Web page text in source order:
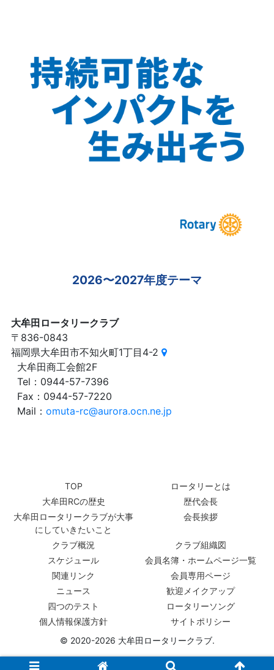
2026〜2027年度テーマ
大牟田ロータリークラブ
〒836-0843
福岡県大牟田市不知火町1丁目4-2
大牟田商工会館2F
Tel：0944-57-7396
Fax：0944-57-7220
Mail：omuta-rc@aurora.ocn.ne.jp
TOP
ロータリーとは
大牟田RCの歴史
歴代会長
大牟田ロータリークラブが大事
にしていきたいこと
会長挨拶
クラブ概況
クラブ組織図
スケジュール
会員名簿・ホームページ一覧
関連リンク
会員専用ページ
ニュース
歓迎メイクアップ
四つのテスト
ロータリーソング
個人情報保護方針
サイトポリシー
© 2020-2026 大牟田ロータリークラブ.